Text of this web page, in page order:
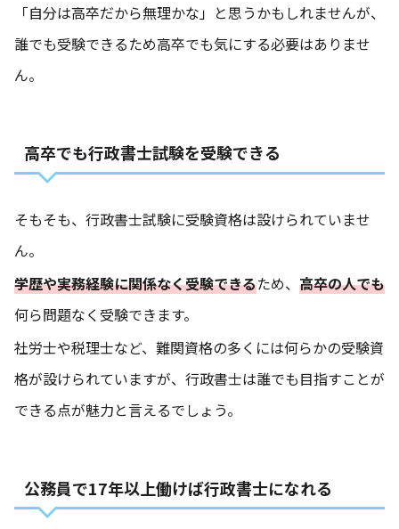
「自分は高卒だから無理かな」と思うかもしれませんが、
誰でも受験できるため高卒でも気にする必要はありませ
ん。
高卒でも行政書士試験を受験できる
そもそも、行政書士試験に受験資格は設けられていませ
ん。
学歴や実務経験に関係なく受験できるため、 高卒の人でも
何ら問題なく受験できます。
社労士や税理士など、難関資格の多くには何らかの受験資
格が設けられていますが、行政書士は誰でも目指すことが
できる点が魅力と言えるでしょう。
公務員で17年以上働けば行政書士になれる